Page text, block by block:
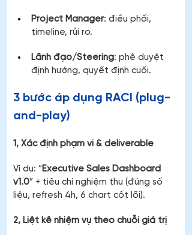
Project Manager: điều phối,
timeline, rủi ro.
Lãnh đạo/Steering: phê duyệt
định hướng, quyết định cuối.
3 bước áp dụng RACI (plug-
and-play)
1, Xác định phạm vi & deliverable
Ví dụ: “Executive Sales Dashboard
v1.0” + tiêu chí nghiệm thu (đúng số
liệu, refresh 4h, 6 chart cốt lõi).
2, Liệt kê nhiệm vụ theo chuỗi giá trị